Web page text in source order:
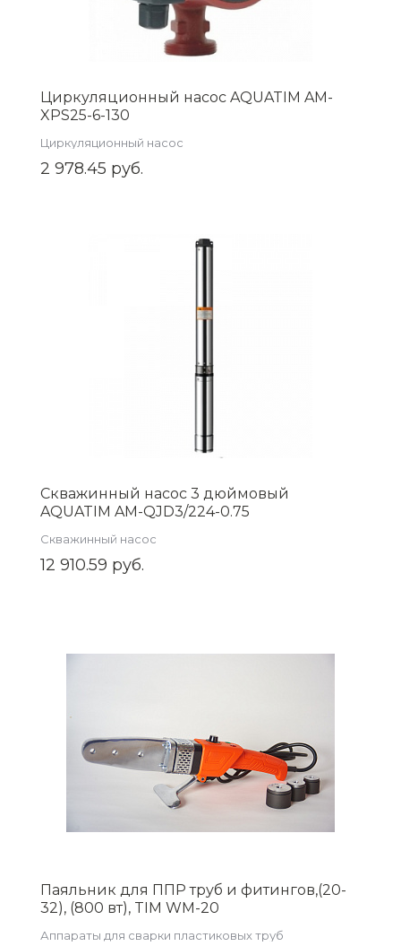
Циркуляционный насос AQUATIM AM-
XPS25-6-130
Циркуляционный насос
2 978.45 руб.
Скважинный насос 3 дюймовый
AQUATIM AM-QJD3/224-0.75
Скважинный насос
12 910.59 руб.
Паяльник для ППР труб и фитингов,(20-
32), (800 вт), TIM WM-20
Аппараты для сварки пластиковых труб